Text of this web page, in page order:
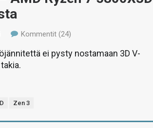
Kommentit (24)
ei pysty nostamaan 3D V-
Zen 3